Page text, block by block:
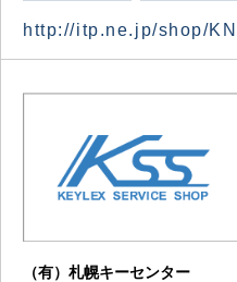
http://itp.ne.jp/shop/
（有）札幌キーセンター